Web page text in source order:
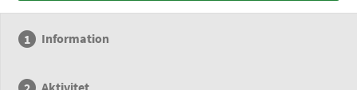
Information
Aktivitet